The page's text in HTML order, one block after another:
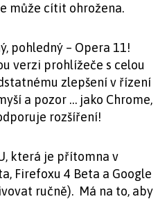
může cítit ohrožena.
pohledný – Opera 11!
verzi prohlížeče s celou
zlepšení v řízení
a pozor … jako Chrome,
rozšíření!
která je přítomna v
Firefoxu 4 Beta a Google
ručně). Má na to, aby